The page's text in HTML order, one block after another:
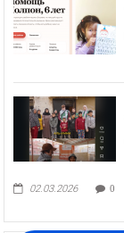
02.03.2026 0